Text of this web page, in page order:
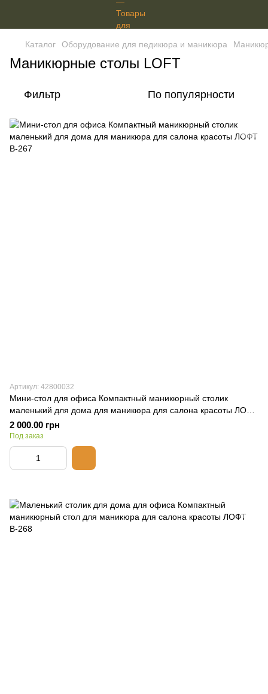
Каталог Оборудование для педикюра и маникюра
Маникюрные столы LOFT
Фильтр По популярности
Артикул: 42800032
Мини-стол для офиса Компактный маникюрный столик
маленький для дома для маникюра для салона красоты ЛОФТ
В-267
2 000.00 грн
Под заказ